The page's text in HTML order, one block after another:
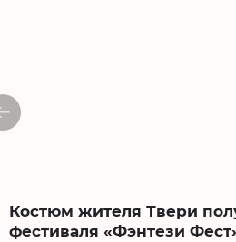
Костюм жителя Твери
фестиваля «Фэнтези